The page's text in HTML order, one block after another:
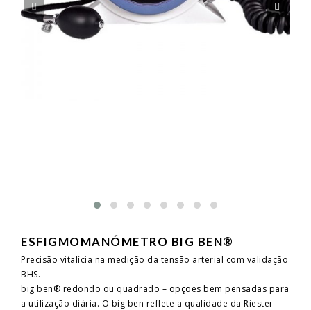
ESFIGMOMANÓMETRO BIG BEN®
Precisão vitalícia na medição da tensão arterial com validação
BHS.
big ben® redondo ou quadrado – opções bem pensadas para
a utilização diária. O big ben reflete a qualidade da Riester